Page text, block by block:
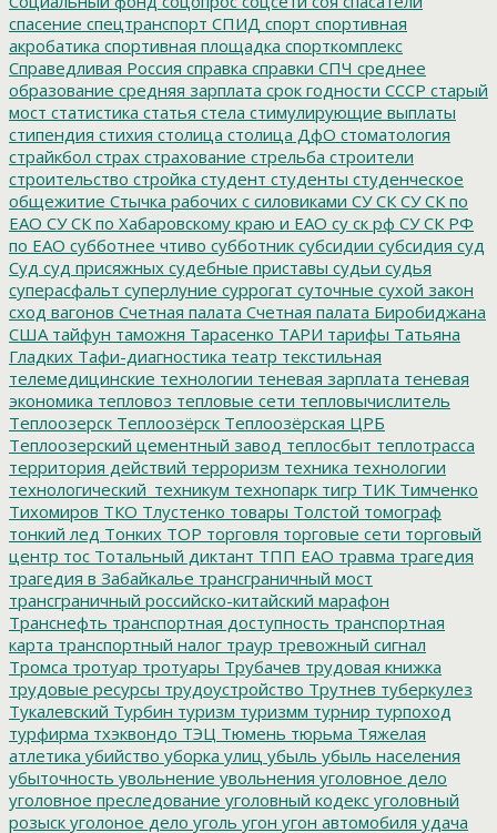
спасение спецтранспорт СПИД спорт спортивная
акробатика спортивная площадка спорткомплекс
Справедливая Россия справка справки СПЧ среднее
образование средняя зарплата срок годности СССР старый
мост статистика статья стела стимулирующие выплаты
стипендия стихия столица столица ДфО стоматология
страйкбол страх страхование стрельба строители
строительство стройка студент студенты студенческое
общежитие Стычка рабочих с силовиками СУ СК СУ СК по
ЕАО СУ СК по Хабаровскому краю и ЕАО су ск рф СУ СК РФ
по ЕАО субботнее чтиво субботник субсидии субсидия суд
Суд суд присяжных судебные приставы судьи судья
суперасфальт суперлуние суррогат суточные сухой закон
сход вагонов Счетная палата Счетная палата Биробиджана
США тайфун таможня Тарасенко ТАРИ тарифы Татьяна
Гладких Тафи-диагностика театр текстильная
телемедицинские технологии теневая зарплата теневая
экономика тепловоз тепловые сети тепловычислитель
Теплоозерск Теплоозёрск Теплоозёрская ЦРБ
Теплоозерский цементный завод теплосбыт теплотрасса
территория действий терроризм техника технологии
технологический_техникум технопарк тигр ТИК Тимченко
Тихомиров ТКО Тлустенко товары Толстой томограф
тонкий лед Тонких ТОР торговля торговые сети торговый
центр тос Тотальный диктант ТПП ЕАО травма трагедия
трагедия в Забайкалье трансграничный мост
трансграничный российско-китайский марафон
Транснефть транспортная доступность транспортная
карта транспортный налог траур тревожный сигнал
Тромса тротуар тротуары Трубачев трудовая книжка
трудовые ресурсы трудоустройство Трутнев туберкулез
Тукалевский Турбин туризм туризмм турнир турпоход
турфирма тхэквондо ТЭЦ Тюмень тюрьма Тяжелая
атлетика убийство уборка улиц убыль убыль населения
убыточность увольнение увольнения уголовное дело
уголовное преследование уголовный кодекс уголовный
розыск уголоное дело уголь угон угон автомобиля удача